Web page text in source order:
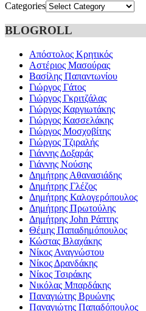
Categories
BLOGROLL
Απόστολος Κρητικός
Αστέριος Μασούρας
Βασίλης Παπαντωνίου
Γιώργος Γάτος
Γιώργος Γκριτζάλας
Γιώργος Καργιωτάκης
Γιώργος Κασσελάκης
Γιώργος Μοσχοβίτης
Γιώργος Τζιραλής
Γιάννης Δοξαράς
Γιάννης Νούσης
Δημήτρης Αθανασιάδης
Δημήτρης Γλέζος
Δημήτρης Καλογερόπουλος
Δημήτρης Πρωτούλης
Δημήτρης John Ράπτης
Θέμης Παπαδημόπουλος
Κώστας Βλαχάκης
Νίκος Αναγνώστου
Νίκος Δρανδάκης
Νίκος Τσιράκης
Νικόλας Μπαρδάκης
Παναγιώτης Βρυώνης
Παναγιώτης Παπαδόπουλος